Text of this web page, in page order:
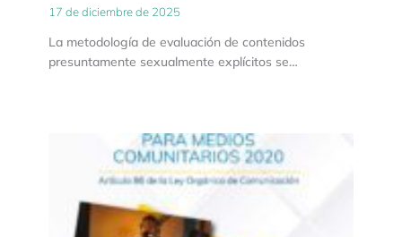
17 de diciembre de 2025
La metodología de evaluación de contenidos
presuntamente sexualmente explícitos se…